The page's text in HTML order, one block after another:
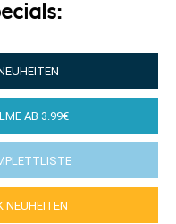
AB 3.99€
NEUHEITEN